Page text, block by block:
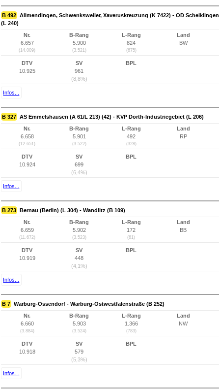
B 492 Allmendingen, Schwenksweiler, Xaveruskreuzung (K 7422) - OD Schelklingen
(L 240)
Nr.
6.657
(14.009)
B-Rang
5.900
(3.521)
L-Rang
824
(675)
Land
BW
DTV
10.925
SV
961
(8,8%)
BPL
Infos...
B 327 AS Emmelshausen (A 61/L 213) (42) - KVP Dörth-Industriegebiet (L 206)
Nr.
6.658
(12.651)
B-Rang
5.901
(3.522)
L-Rang
492
(328)
Land
RP
DTV
10.924
SV
699
(6,4%)
BPL
Infos...
B 273 Bernau (Berlin) (L 304) - Wandlitz (B 109)
Nr.
6.659
(11.672)
B-Rang
5.902
(3.523)
L-Rang
172
(61)
Land
BB
DTV
10.919
SV
448
(4,1%)
BPL
Infos...
B 7 Warburg-Ossendorf - Warburg-Ostwestfalenstraße (B 252)
Nr.
6.660
(3.884)
B-Rang
5.903
(3.524)
L-Rang
1.366
(783)
Land
NW
DTV
10.918
SV
579
(5,3%)
BPL
Infos...